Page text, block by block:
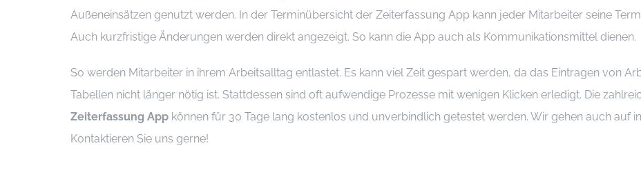
Außeneinsätzen genutzt werden. In der Terminübersicht der Zeiterfassung App kann jeder Mitarbeiter seine
Auch kurzfristige Änderungen werden direkt angezeigt. So kann die App auch als Kommunikationsmittel dienen.
So werden Mitarbeiter in ihrem Arbeitsalltag entlastet. Es kann viel Zeit gespart werden, da das Eintragen von
Tabellen nicht länger nötig ist. Stattdessen sind oft aufwendige Prozesse mit wenigen Klicken erledigt. Die
Zeiterfassung Appkönnen für 30 Tage lang kostenlos und unverbindlich getestet werden. Wir gehen auch auf
Kontaktieren Sie uns gerne!